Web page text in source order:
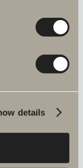
details
670 kr.